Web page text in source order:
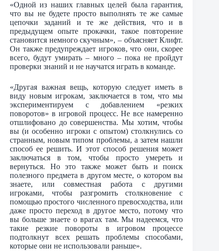
«Одной из наших главных целей была гарантия,
что вы не будете просто выполнять те же самые
цепочки заданий и те же действия, что и в
предыдущем опыте прокачки, такое повторение
становится немного скучным», – объясняет Клифт.
Он также предупреждает игроков, что они, скорее
всего, будут умирать – много – пока не пройдут
проверки знаний и не научатся играть в команде.
«Другая важная вещь, которую следует иметь в
виду новым игрокам, заключается в том, что мы
экспериментируем с добавлением «резких
поворотов» в игровой процесс. Не все намеренно
отшлифовано до совершенства. Мы хотим, чтобы
вы (и особенно игроки с опытом) столкнулись со
странным, новым типом проблемы, а затем нашли
способ ее решить. И этот способ решения может
заключаться в том, чтобы просто умереть и
вернуться. Но это также может быть и поиск
полезного предмета в другом месте, о котором вы
знаете, или совместная работа с другими
игроками, чтобы разгромить столкновение с
помощью простого численного превосходства, или
даже просто переход в другое место, потому что
вы больше знаете о врагах там. Мы надеемся, что
такие резкие повороты в игровом процессе
подтолкнут всех решать проблемы способами,
которые они не использовали раньше».